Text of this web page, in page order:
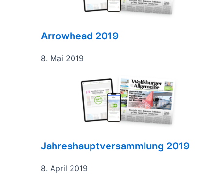
Arrowhead 2019
8. Mai 2019
Jahreshauptversammlung 2019
8. April 2019